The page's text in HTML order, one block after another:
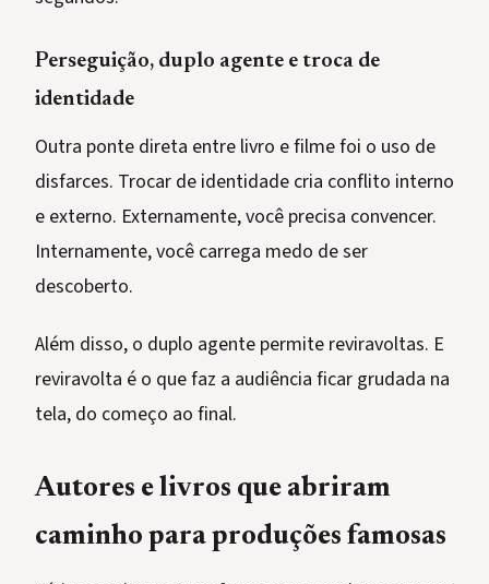
Perseguição, duplo agente e troca de
identidade
Outra ponte direta entre livro e filme foi o uso de
disfarces. Trocar de identidade cria conflito interno
e externo. Externamente, você precisa convencer.
Internamente, você carrega medo de ser
descoberto.
Além disso, o duplo agente permite reviravoltas. E
reviravolta é o que faz a audiência ficar grudada na
tela, do começo ao final.
Autores e livros que abriram
caminho para produções famosas